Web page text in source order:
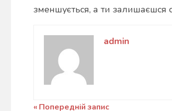
зменшується, а ти залишаєшся
admin
Попередній запис